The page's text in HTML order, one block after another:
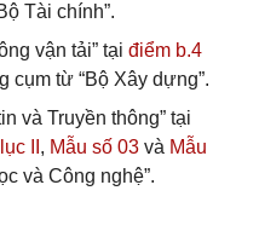
Tài chính”.
vận tải” tại điểm b.4
cụm từ “Bộ Xây dựng”.
và Truyền thông” tại
II , Mẫu số 03 và Mẫu
và Công nghệ”.